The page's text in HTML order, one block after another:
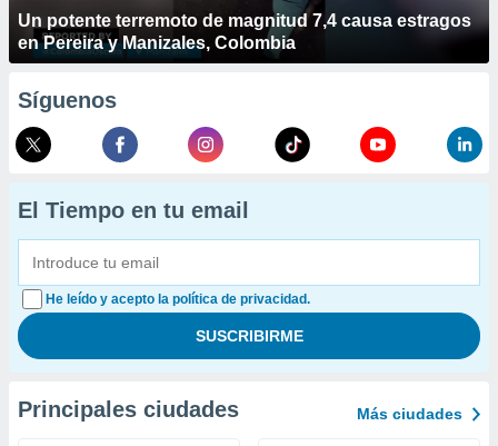
Un potente terremoto de magnitud 7,4 causa estragos
en Pereira y Manizales, Colombia
Síguenos
El Tiempo en tu email
He leído y acepto la política de privacidad.
Principales ciudades Más ciudades